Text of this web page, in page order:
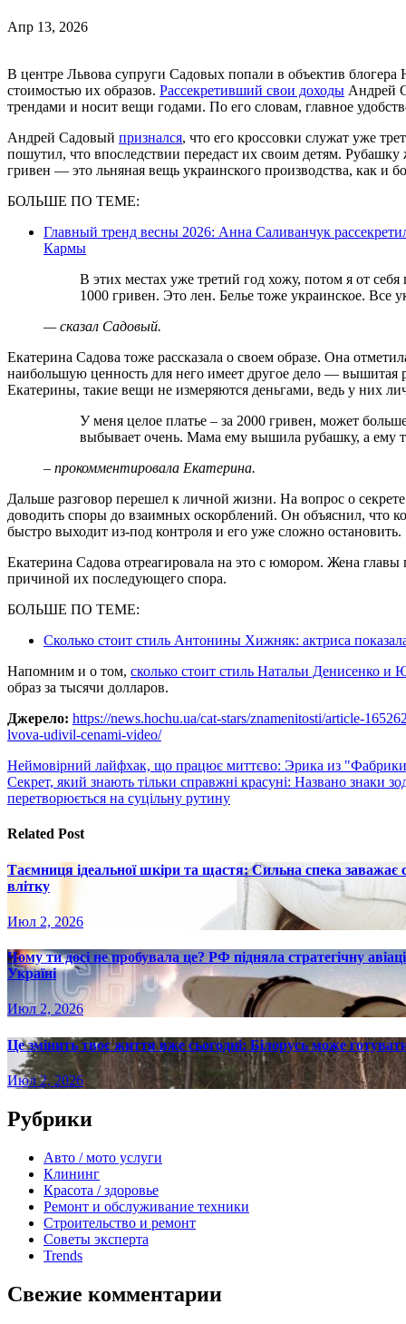
Апр 13, 2026
В центре Львова супруги Садовых попали в объектив блогера Николаса Кармы, который поинтересовался
стоимостью их образов. Рассекретивший свои доходы Андрей
трендами и носит вещи годами. По его словам, главное
Андрей Садовый признался, что его кроссовки служат уже
пошутил, что впоследствии передаст их своим детям.
гривен — это льняная вещь украинского производства, как и
БОЛЬШЕ ПО ТЕМЕ:
Главный тренд весны 2026: Анна Саливанчук
Кармы
В этих местах уже третий год хожу, потом я от себя передам детям. Рубашка… думаю, где-то
1000 гривен. Это лен. Белье тоже украинское. Все
— сказал Садовый.
Екатерина Садова тоже рассказала о своем образе. Она
наибольшую ценность для него имеет другое дело — вышитая
Екатерины, такие вещи не измеряются деньгами, ведь у них
У меня целое платье – за 2000 гривен, может больше. Мама мне вышила рубашку. Андрей
выбывает очень. Мама ему вышила рубашку, а ему
– прокомментировала Екатерина.
Дальше разговор перешел к личной жизни. На вопрос о
доводить споры до взаимных оскорблений. Он объяснил, что
быстро выходит из-под контроля и его уже сложно остановить.
Екатерина Садова отреагировала на это с юмором. Жена главы
причиной их последующего спора.
БОЛЬШЕ ПО ТЕМЕ:
Сколько стоит стиль Антонины Хижняк: актриса
Напомним и о том, сколько стоит стиль Натальи Денисенко и
образ за тысячи долларов.
Джерело: https://news.hochu.ua/cat-stars/znamenitosti/article-
lvova-udivil-cenami-video/
Навигация
по
Неймовірний лайфхак, що працює миттєво: Эрика из
Секрет, який знають тільки справжні красуні: Названо знаки
перетворюється на суцільну рутину
Related Post
Таємниця ідеальної шкіри та щастя: Сильна спека
влітку
Июл 2, 2026
Чому ти досі не пробувала це? РФ підняла стратегічну
Україні
Июл 2, 2026
Це змінить твоє життя вже сьогодні: Білорусь може
Июл 2, 2026
Рубрики
Авто / мото услуги
Клининг
Красота / здоровье
Ремонт и обслуживание техники
Строительство и ремонт
Советы эксперта
Trends
Свежие комментарии